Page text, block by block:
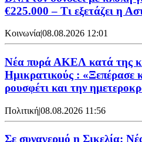
€225.000 – Τι εξετάζει η
Κοινωνία|08.08.2026 12:01
Νέα πυρά ΑΚΕΛ κατά της
Ημικρατικούς : «Ξεπέρασε
ρουσφέτι και την
Πολιτική|08.08.2026 11:56
Σε συναγερμό η Σικελία: